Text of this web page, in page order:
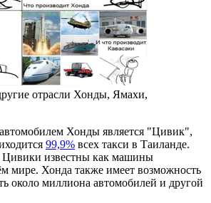
отрасли Хонды, Ямахи,
Хонды является "Цивик",
99,9% всех такси в Таиланде.
известны как машины
мире. Хонда также имеет возможность
около миллиона автомобилей и другой